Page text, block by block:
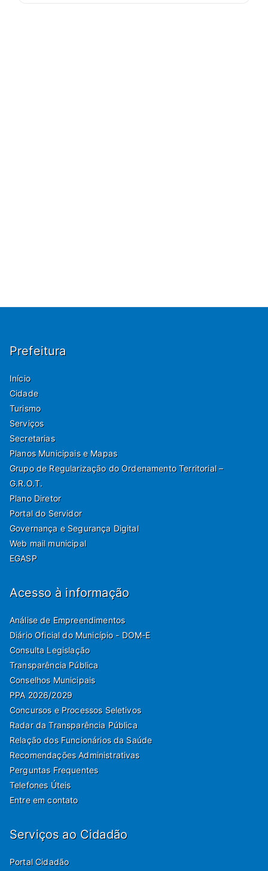
Prefeitura
Início
Cidade
Turismo
Serviços
Secretarias
Planos Municipais e Mapas
Grupo de Regularização do Ordenamento Territorial –
G.R.O.T.
Plano Diretor
Portal do Servidor
Governança e Segurança Digital
Web mail municipal
EGASP
Acesso à informação
Análise de Empreendimentos
Diário Oficial do Município - DOM-E
Consulta Legislação
Transparência Pública
Conselhos Municipais
PPA 2026/2029
Concursos e Processos Seletivos
Radar da Transparência Pública
Relação dos Funcionários da Saúde
Recomendações Administrativas
Perguntas Frequentes
Telefones Úteis
Entre em contato
Serviços ao Cidadão
Portal Cidadão